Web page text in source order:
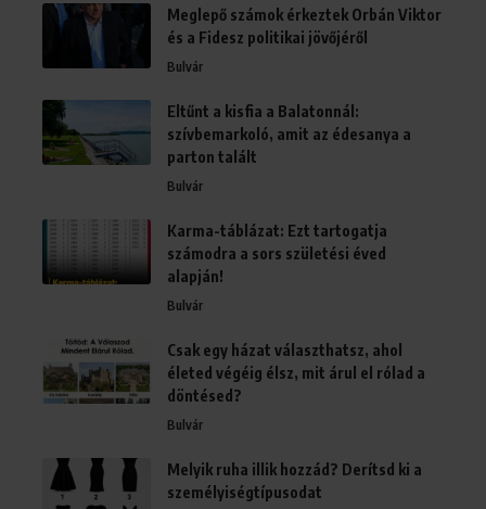
Meglepő számok érkeztek Orbán Viktor
és a Fidesz politikai jövőjéről
Bulvár
Eltűnt a kisfia a Balatonnál:
szívbemarkoló, amit az édesanya a
parton talált
Bulvár
Karma-táblázat: Ezt tartogatja
számodra a sors születési éved
alapján!
Bulvár
Csak egy házat választhatsz, ahol
életed végéig élsz, mit árul el rólad a
döntésed?
Bulvár
Melyik ruha illik hozzád? Derítsd ki a
személyiségtípusodat